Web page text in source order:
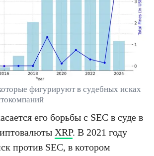
фигурируют в судебных исках
его борьбы с SEC в суде в
XRP. В 2021 году
против SEC, в котором